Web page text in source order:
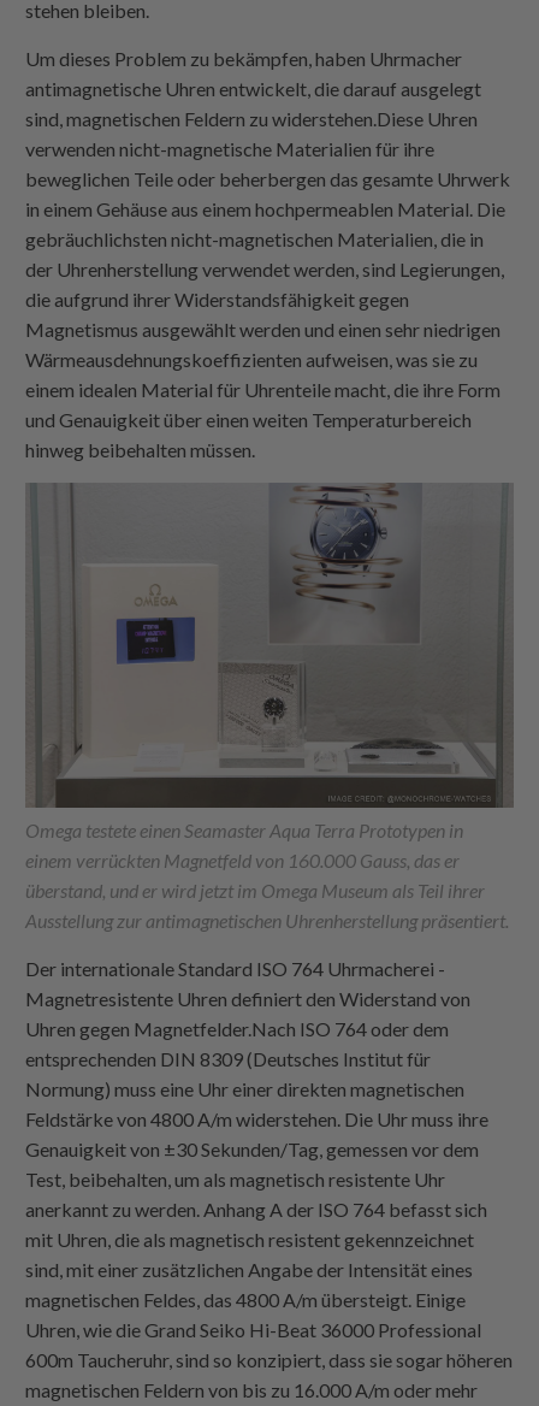
stehen bleiben.
Um dieses Problem zu bekämpfen, haben Uhrmacher
antimagnetische Uhren entwickelt, die darauf ausgelegt
sind, magnetischen Feldern zu widerstehen.Diese Uhren
verwenden nicht-magnetische Materialien für ihre
beweglichen Teile oder beherbergen das gesamte Uhrwerk
in einem Gehäuse aus einem hochpermeablen Material. Die
gebräuchlichsten nicht-magnetischen Materialien, die in
der Uhrenherstellung verwendet werden, sind Legierungen,
die aufgrund ihrer Widerstandsfähigkeit gegen
Magnetismus ausgewählt werden und einen sehr niedrigen
Wärmeausdehnungskoeffizienten aufweisen, was sie zu
einem idealen Material für Uhrenteile macht, die ihre Form
und Genauigkeit über einen weiten Temperaturbereich
hinweg beibehalten müssen.
Omega testete einen Seamaster Aqua Terra Prototypen in
einem verrückten Magnetfeld von 160.000 Gauss, das er
überstand, und er wird jetzt im Omega Museum als Teil ihrer
Ausstellung zur antimagnetischen Uhrenherstellung präsentiert.
Der internationale Standard ISO 764 Uhrmacherei -
Magnetresistente Uhren definiert den Widerstand von
Uhren gegen Magnetfelder.Nach ISO 764 oder dem
entsprechenden DIN 8309 (Deutsches Institut für
Normung) muss eine Uhr einer direkten magnetischen
Feldstärke von 4800 A/m widerstehen. Die Uhr muss ihre
Genauigkeit von ±30 Sekunden/Tag, gemessen vor dem
Test, beibehalten, um als magnetisch resistente Uhr
anerkannt zu werden. Anhang A der ISO 764 befasst sich
mit Uhren, die als magnetisch resistent gekennzeichnet
sind, mit einer zusätzlichen Angabe der Intensität eines
magnetischen Feldes, das 4800 A/m übersteigt. Einige
Uhren, wie die Grand Seiko Hi-Beat 36000 Professional
600m Taucheruhr, sind so konzipiert, dass sie sogar höheren
magnetischen Feldern von bis zu 16.000 A/m oder mehr